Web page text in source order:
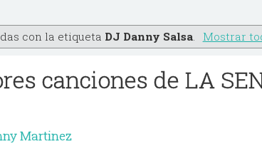
con la etiqueta DJ Danny Salsa Mostrar
canciones de LA
Martinez